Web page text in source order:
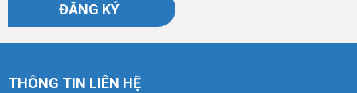
ĐĂNG KÝ
THÔNG TIN LIÊN HỆ